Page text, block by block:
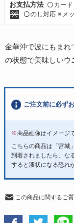
お支払方法 〇 カード
〇のし対応 × メ
金華沖で波にもまれ
の状態で美味しいウ
ご注文前に必ず
※商品画像はイメージ
こちらの商品は「宮城
到着されましたら、な
すると液状になる恐れ
この商品に関するご質